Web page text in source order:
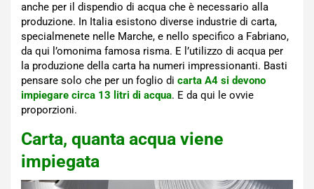
anche per il dispendio di acqua che è necessario alla
produzione. In Italia esistono diverse industrie di carta,
specialmenete nelle Marche, e nello specifico a Fabriano,
da qui l’omonima famosa risma. E l’utilizzo di acqua per
la produzione della carta ha numeri impressionanti. Basti
pensare solo che per un foglio di carta A4 si devono
impiegare circa 13 litri di acqua. E da qui le ovvie
proporzioni.
Carta, quanta acqua viene
impiegata